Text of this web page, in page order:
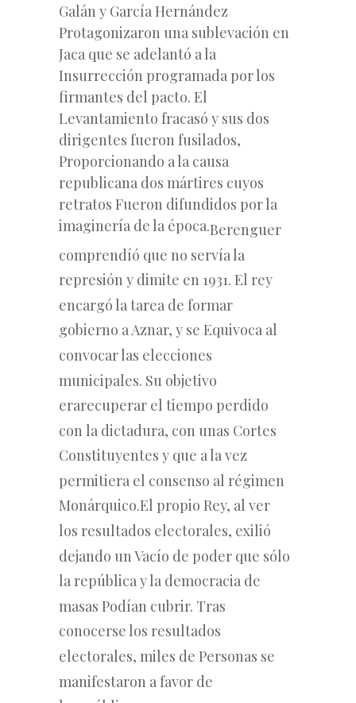
Galán y García Hernández
Protagonizaron una sublevación en
Jaca que se adelantó a la
Insurrección programada por los
firmantes del pacto. El
Levantamiento fracasó y sus dos
dirigentes fueron fusilados,
Proporcionando a la causa
republicana dos mártires cuyos
retratos Fueron difundidos por la
imaginería de la época.Berenguer
comprendíó que no servía la
represión y dimite en 1931. El rey
encargó la tarea de formar
gobierno a Aznar, y se Equivoca al
convocar las elecciones
municipales. Su objetivo
erarecuperar el tiempo perdido
con la dictadura, con unas Cortes
Constituyentes y que a la vez
permitiera el consenso al régimen
Monárquico.El propio Rey, al ver
los resultados electorales, exilió
dejando un Vacío de poder que sólo
la república y la democracia de
masas Podían cubrir. Tras
conocerse los resultados
electorales, miles de Personas se
manifestaron a favor de